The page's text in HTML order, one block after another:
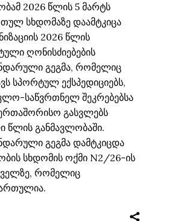
2026 წლის 5 მარტს
სხდომაზე დაამტკიცა
2026 წლის
ღონისძიებების
გეგმა, რომელიც
სპორტულ ექსპედიციებს,
საწვრთნელ შეკრებებსა
გასვლებს
წლის განმავლობაში.
გეგმა დამტკიცდა
სხდომის ოქმი N2/26-ის
რომელიც